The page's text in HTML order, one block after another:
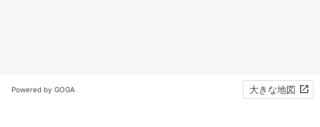
Powered by GOGA 大きな地図